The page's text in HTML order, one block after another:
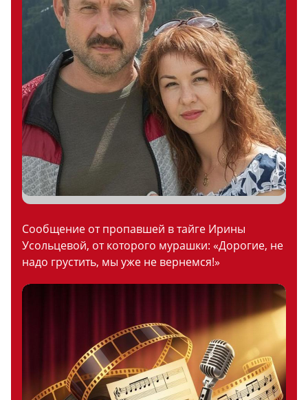
Сообщение от пропавшей в тайге Ирины
Усольцевой, от которого мурашки: «Дорогие, не
надо грустить, мы уже не вернемся!»